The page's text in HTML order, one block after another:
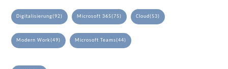
Digitalisierung(92) Microsoft 365(75) Cloud(53)
Modern Work(49) Microsoft Teams(44)